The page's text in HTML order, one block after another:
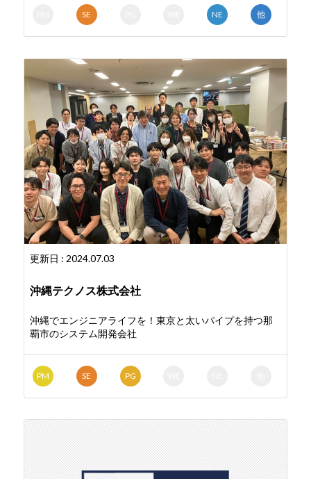
SE NE 他
更新日 : 2024.07.03
沖縄テクノス株式会社
沖縄でエンジニアライフを！東京と太いパイプを持つ那
覇市のシステム開発会社
PM SE PG